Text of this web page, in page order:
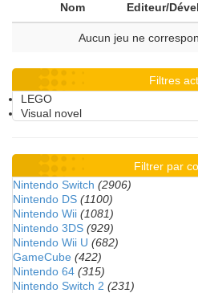
Nom Editeur/
Aucun jeu ne
Filtres
LEGO
Visual novel
Filtrer par
Nintendo Switch (2906)
Nintendo DS (1100)
Nintendo Wii (1081)
Nintendo 3DS (929)
Nintendo Wii U (682)
GameCube (422)
Nintendo 64 (315)
Nintendo Switch 2 (231)